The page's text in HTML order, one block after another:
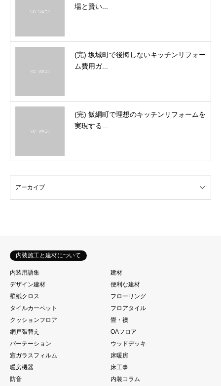
場と賢い...
(完) 坂城町で後悔しないキッチンリフォー
ム費用ガ...
(完) 飯綱町で理想のキッチンリフォームを
実現する...
内装施工と建材について
内装用語集
建材
デザイン建材
便利な建材
壁紙クロス
フローリング
タイルカーペット
フロアタイル
クッションフロア
畳・襖
網戸張替え
OAフロア
パーテーション
ウッドデッキ
窓ガラスフィルム
床暖房
暖房機器
床工事
防音
内装コラム